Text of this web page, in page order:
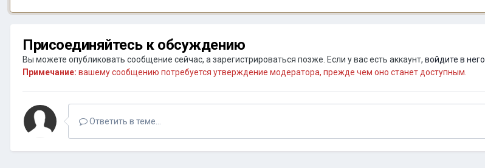
Присоединяйтесь к обсуждению
Вы можете опубликовать сообщение сейчас, а зарегистрироваться позже. Если у вас есть аккаунт, войдите в него
Примечание: вашему сообщению потребуется утверждение модератора, прежде чем оно станет доступным.
Ответить в теме...